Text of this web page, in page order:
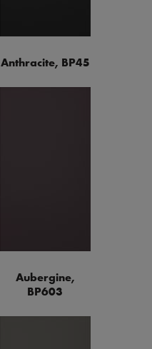
Anthracite, BP45
Aubergine,
BP603